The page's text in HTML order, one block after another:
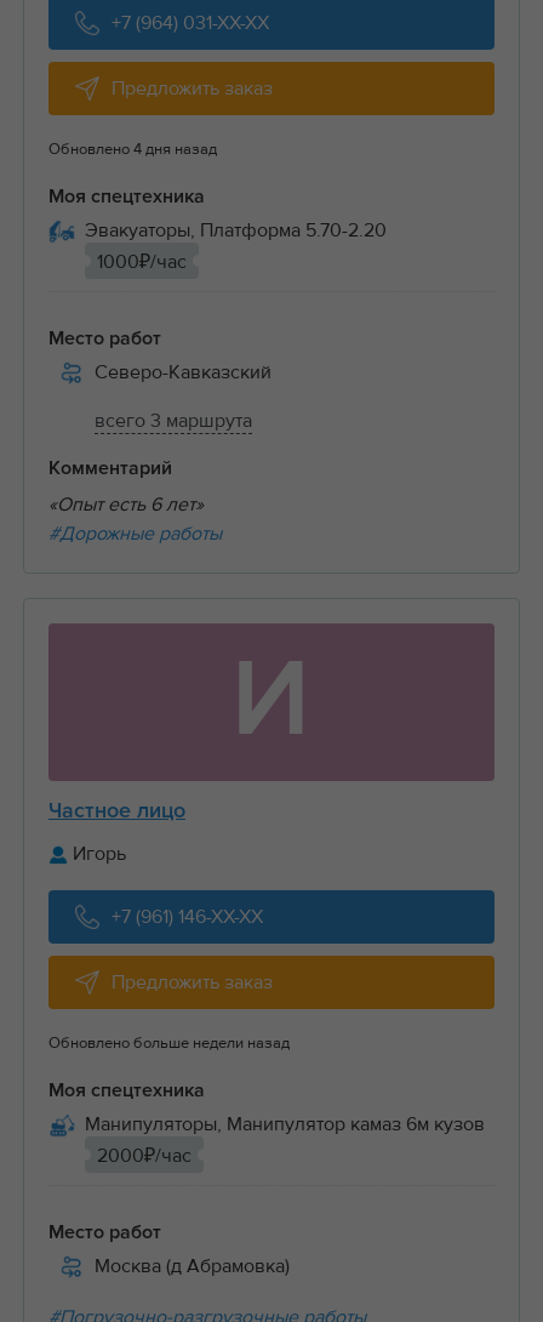
+7 (964) 031-XX-XX
Предложить заказ
Обновлено 4 дня назад
Моя спецтехника
Эвакуаторы, Платформа 5.70-2.20
1000₽/час
Место работ
Северо-Кавказский
всего 3 маршрута
Комментарий
«Опыт есть 6 лет»
#Дорожные работы
И
Частное лицо
Игорь
+7 (961) 146-XX-XX
Предложить заказ
Обновлено больше недели назад
Моя спецтехника
Манипуляторы, Манипулятор камаз 6м кузов
2000₽/час
Место работ
Москва (д Абрамовка)